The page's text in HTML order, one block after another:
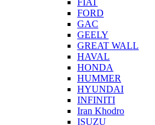
FIAT
FORD
GAC
GEELY
GREAT WALL
HAVAL
HONDA
HUMMER
HYUNDAI
INFINITI
Iran Khodro
ISUZU